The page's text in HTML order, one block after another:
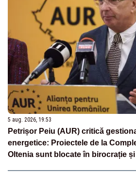
5 aug. 2026, 19:53
Petrișor Peiu (AUR) critică
energetice: Proiectele de la
Oltenia sunt blocate în birocrație